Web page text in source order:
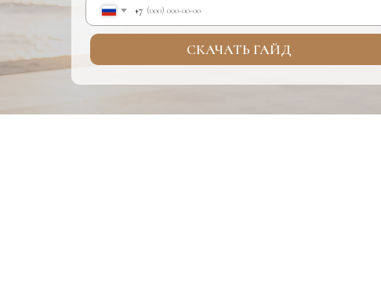
+7
СКАЧАТЬ ГАЙД